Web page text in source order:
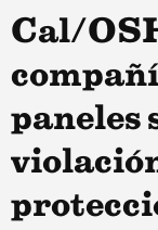
Cal/
paneles